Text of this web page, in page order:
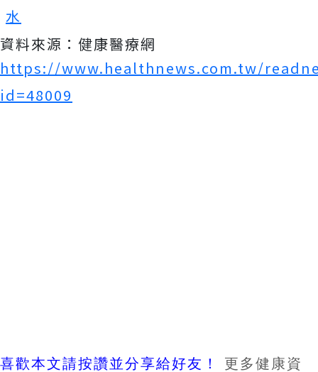
水
資料來源：健康醫療網
https://www.healthnews.com.tw/
id=48009
喜歡本文請按讚並分享給好友！
更多健康資